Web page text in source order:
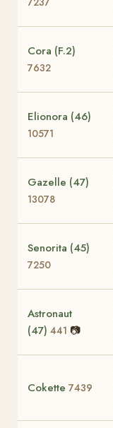
Cora (F.2)
7632
Elionora (46)
10571
Gazelle (47)
13078
Senorita (45)
7250
Astronaut
(47) 441 📷
Cokette 7439